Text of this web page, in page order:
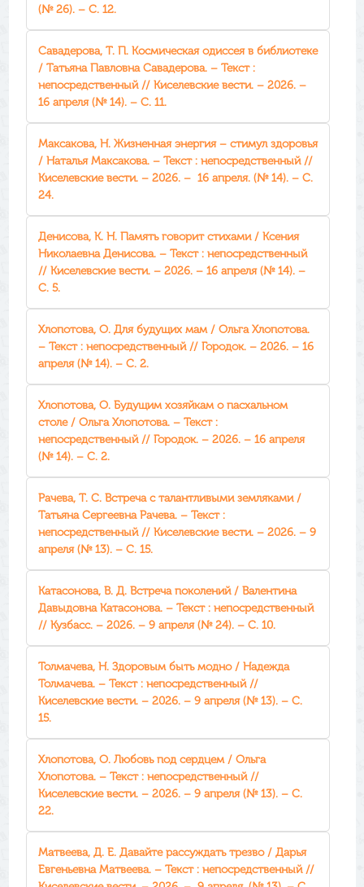
(№ 26). – С. 12.
Савадерова, Т. П. Космическая одиссея в библиотеке
/ Татьяна Павловна Савадерова. – Текст :
непосредственный // Киселевские вести. – 2026. –
16 апреля (№ 14). – С. 11.
Максакова, Н. Жизненная энергия – стимул здоровья
/ Наталья Максакова. – Текст : непосредственный //
Киселевские вести. – 2026. – 16 апреля. (№ 14). – С.
24.
Денисова, К. Н. Память говорит стихами / Ксения
Николаевна Денисова. – Текст : непосредственный
// Киселевские вести. – 2026. – 16 апреля (№ 14). –
С. 5.
Хлопотова, О. Для будущих мам / Ольга Хлопотова.
– Текст : непосредственный // Городок. – 2026. – 16
апреля (№ 14). – С. 2.
Хлопотова, О. Будущим хозяйкам о пасхальном
столе / Ольга Хлопотова. – Текст :
непосредственный // Городок. – 2026. – 16 апреля
(№ 14). – С. 2.
Рачева, Т. С. Встреча с талантливыми земляками /
Татьяна Сергеевна Рачева. – Текст :
непосредственный // Киселевские вести. – 2026. – 9
апреля (№ 13). – С. 15.
Катасонова, В. Д. Встреча поколений / Валентина
Давыдовна Катасонова. – Текст : непосредственный
// Кузбасс. – 2026. – 9 апреля (№ 24). – С. 10.
Толмачева, Н. Здоровым быть модно / Надежда
Толмачева. – Текст : непосредственный //
Киселевские вести. – 2026. – 9 апреля (№ 13). – С.
15.
Хлопотова, О. Любовь под сердцем / Ольга
Хлопотова. – Текст : непосредственный //
Киселевские вести. – 2026. – 9 апреля (№ 13). – С.
22.
Матвеева, Д. Е. Давайте рассуждать трезво / Дарья
Евгеньевна Матвеева. – Текст : непосредственный //